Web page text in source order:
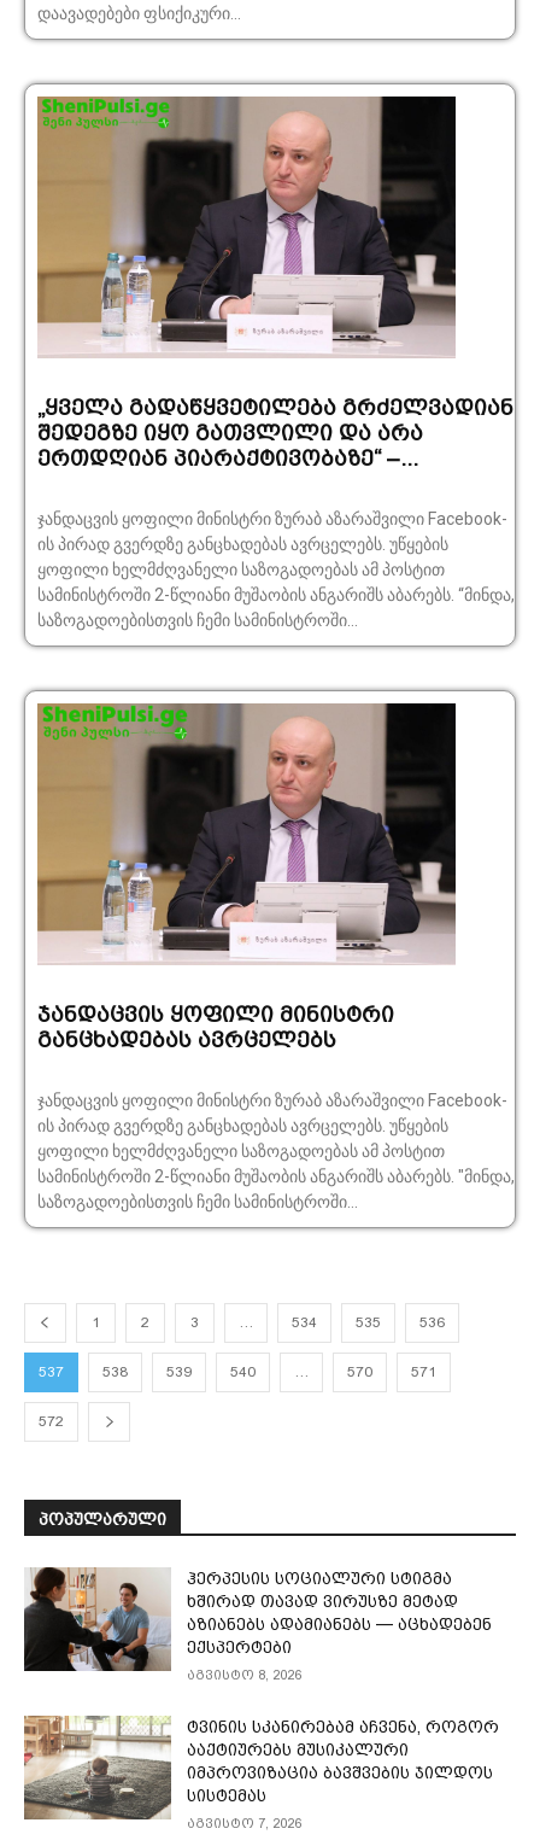
დაავადებები ფსიქიკური...
„ყველა გადაწყვეტილება გრძელვადიან
შედეგზე იყო გათვლილი და არა
ერთდღიან პიარაქტივობაზე“ –...
ჯანდაცვის ყოფილი მინისტრი ზურაბ აზარაშვილი Facebook-
ის პირად გვერდზე განცხადებას ავრცელებს. უწყების
ყოფილი ხელმძღვანელი საზოგადოებას ამ პოსტით
სამინისტროში 2-წლიანი მუშაობის ანგარიშს აბარებს. “მინდა,
საზოგადოებისთვის ჩემი სამინისტროში...
ჯანდაცვის ყოფილი მინისტრი
განცხადებას ავრცელებს
ჯანდაცვის ყოფილი მინისტრი ზურაბ აზარაშვილი Facebook-
ის პირად გვერდზე განცხადებას ავრცელებს. უწყების
ყოფილი ხელმძღვანელი საზოგადოებას ამ პოსტით
სამინისტროში 2-წლიანი მუშაობის ანგარიშს აბარებს. "მინდა,
საზოგადოებისთვის ჩემი სამინისტროში...
1 2 3 … 534 535 536
537 538 539 540 … 570 571
572
ᲞᲝᲞᲣᲚᲐᲠᲣᲚᲘ
ჰერპესის სოციალური სტიგმა
ხშირად თავად ვირუსზე მეტად
აზიანებს ადამიანებს — აცხადებენ
ექსპერტები
აგვისტო 8, 2026
ტვინის სკანირებამ აჩვენა, როგორ
ააქტიურებს მუსიკალური
იმპროვიზაცია ბავშვების ჯილდოს
სისტემას
აგვისტო 7, 2026